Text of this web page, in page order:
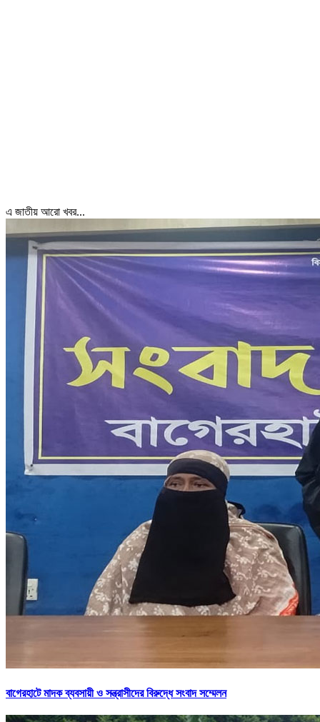
এ জাতীয় আরো খবর...
বাগেরহাটে মাদক ব্যবসায়ী ও সন্ত্রাসীদের বিরুদ্ধে সংবাদ সম্মেলন